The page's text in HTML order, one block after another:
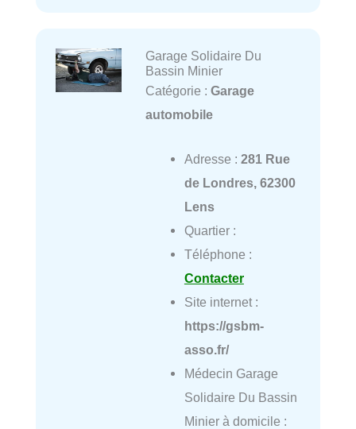
Garage Solidaire Du
Bassin Minier
Catégorie : Garage
automobile
Adresse : 281 Rue
de Londres, 62300
Lens
Quartier :
Téléphone :
Contacter
Site internet :
https://gsbm-
asso.fr/
Médecin Garage
Solidaire Du Bassin
Minier à domicile :